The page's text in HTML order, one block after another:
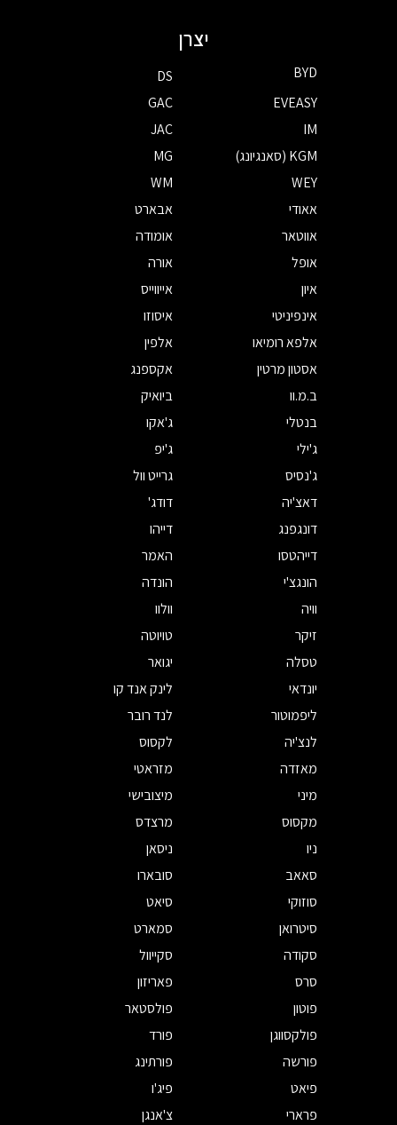
יצרן
BYD
DS
EVEASY
GAC
IM
JAC
KGM (סאנגיונג)
MG
WEY
WM
אאודי
אבארט
אווטאר
אומודה
אופל
אורה
איון
אייווייס
אינפיניטי
איסוזו
אלפא רומיאו
אלפין
אסטון מרטין
אקספנג
ב.מ.וו
ביואיק
בנטלי
ג'אקו
ג'ילי
ג'יפ
ג'נסיס
גרייט וול
דאצ'יה
דודג'
דונגפנג
דייהו
דייהטסו
האמר
הונגצ'י
הונדה
וויה
וולוו
זיקר
טויוטה
טסלה
יגואר
יונדאי
לינק אנד קו
ליפמוטור
לנד רובר
לנצ'יה
לקסוס
מאזדה
מזראטי
מיני
מיצובישי
מקסוס
מרצדס
ניו
ניסאן
סאאב
סובארו
סוזוקי
סיאט
סיטרואן
סמארט
סקודה
סקייוול
סרס
פאריזון
פוטון
פולסטאר
פולקסווגן
פורד
פורשה
פורתינג
פיאט
פיג'ו
פרארי
צ'אנגן